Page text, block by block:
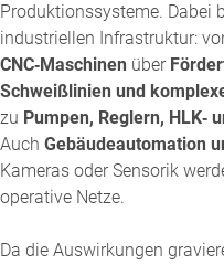
Produktionssysteme. Dabei
industriellen Infrastruktur:
CNC‑Maschinen über
Schweißlinien und
zu Pumpen, Reglern, HLK‑
Auch Gebäudeautomation
Kameras oder Sensorik
operative Netze.
Da die Auswirkungen